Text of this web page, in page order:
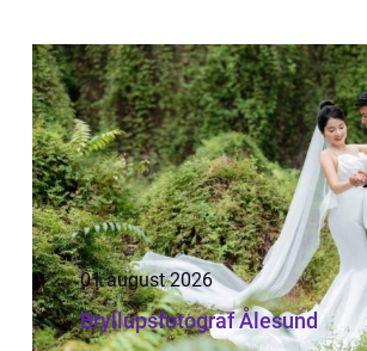
blikkfang, eller gli diskret ...
01 august 2026
Bryllupsfotograf Ålesund